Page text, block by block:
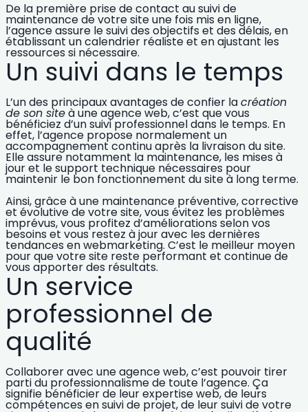
De la première prise de contact au suivi de
maintenance de votre site une fois mis en ligne,
l’agence assure le suivi des objectifs et des délais, en
établissant un calendrier réaliste et en ajustant les
ressources si nécessaire.
Un suivi dans le temps
L’un des principaux avantages de confier lacréation
de son siteà une agence web, c’est que vous
bénéficiez d’un suivi professionnel dans le temps. En
effet, l’agence propose normalement un
accompagnement continu après la livraison du site.
Elle assure notamment la maintenance, les mises à
jour et le support technique nécessaires pour
maintenir le bon fonctionnement du site à long terme.
Ainsi, grâce à une maintenance préventive, corrective
et évolutive de votre site, vous évitez les problèmes
imprévus, vous profitez d’améliorations selon vos
besoins et vous restez à jour avec les dernières
tendances en webmarketing. C’est le meilleur moyen
pour que votre site reste performant et continue de
vous apporter des résultats.
Un service
professionnel de
qualité
Collaborer avec une agence web, c’est pouvoir tirer
parti du professionnalisme de toute l’agence. Ça
signifie bénéficier de leurexpertise web, de leurs
compétences en suivi de projet, de leur suivi de votre